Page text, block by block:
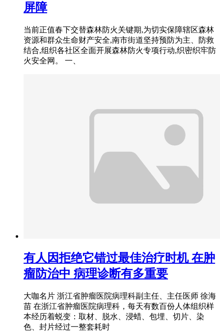
屏障
当前正值春下交替森林防火关键期,为切实保障辖区森林
资源和群众生命财产安全,南市街道坚持预防为主、防救
结合,组织各社区全面开展森林防火专项行动,织密织牢防
火安全网。 一、
有人因拒绝它错过最佳治疗时机 在肿
瘤防治中 病理诊断有多重要
大咖名片 浙江省肿瘤医院病理科副主任、主任医师 徐海
苗 在浙江省肿瘤医院病理科，每天有数百份人体组织样
本经历着蜕变：取材、脱水、浸蜡、包埋、切片、染
色、封片经过一整套耗时